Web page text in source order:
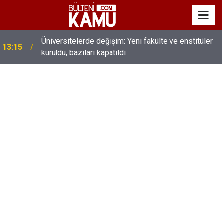
13:00
MEB’de üst düzey değişim: Genel müdürler değişti,
yeni isimler atandı